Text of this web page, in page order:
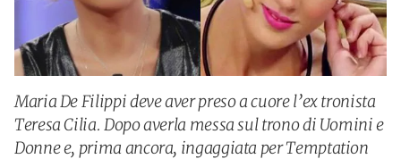
Maria De Filippi deve aver preso a cuore l’ex tronista
Teresa Cilia. Dopo averla messa sul trono di Uomini e
Donne e, prima ancora, ingaggiata per Temptation